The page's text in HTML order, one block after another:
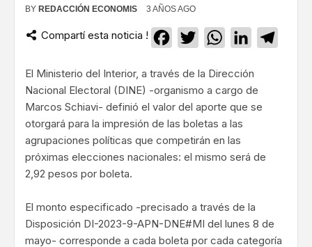
BY REDACCIÓN ECONOMIS 3 AÑOS AGO
Compartí esta noticia ! Facebook
TwitterWhatsApp
LinkedIn
El Ministerio del Interior, a través de la Dirección
Nacional Electoral (DINE) -organismo a cargo de
Marcos Schiavi- definió el valor del aporte que se
otorgará para la impresión de las boletas a las
agrupaciones políticas que competirán en las
próximas elecciones nacionales: el mismo será de
2,92 pesos por boleta.
El monto especificado -precisado a través de la
Disposición DI-2023-9-APN-DNE#MI del lunes 8 de
mayo- corresponde a cada boleta por cada categoría